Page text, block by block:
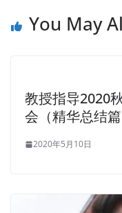
You May
教授指导2020
会（精华总结篇
2020年5月10日